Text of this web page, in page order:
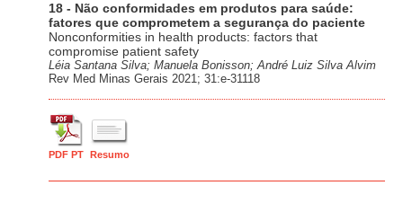
18 - Não conformidades em produtos para saúde:
fatores que comprometem a segurança do paciente
Nonconformities in health products: factors that
compromise patient safety
Léia Santana Silva; Manuela Bonisson; André Luiz Silva Alvim
Rev Med Minas Gerais 2021; 31:e-31118
PDF PT Resumo